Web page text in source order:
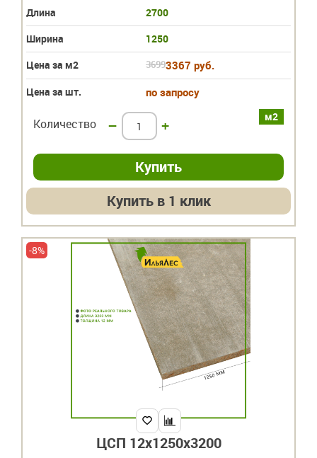
Длина
2700
Ширина
1250
Цена за м2
36993367 руб.
Цена за шт. по запросу
м2
Количество – +
Купить в 1 клик
-8%
ЦСП 12х1250х3200